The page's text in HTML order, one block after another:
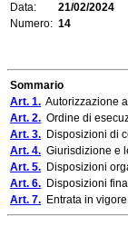
Data:
21/02/2024
Numero: 14
Sommario
Art. 1. Autorizzazione
Art. 2. Ordine di
Art. 3. Disposizioni di
Art. 4. Giurisdizione e
Art. 5. Disposizioni
Art. 6. Disposizioni
Art. 7. Entrata in vigore